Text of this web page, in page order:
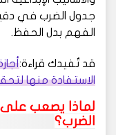
جدول الضرب في
الفهم بدل الحفظ.
قد تُفيدك قراءة:
الاستفادة منها
لماذا يصعب
الضرب؟